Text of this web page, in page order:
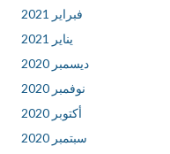
فبراير 2021
يناير 2021
ديسمبر 2020
نوفمبر 2020
أكتوبر 2020
سبتمبر 2020